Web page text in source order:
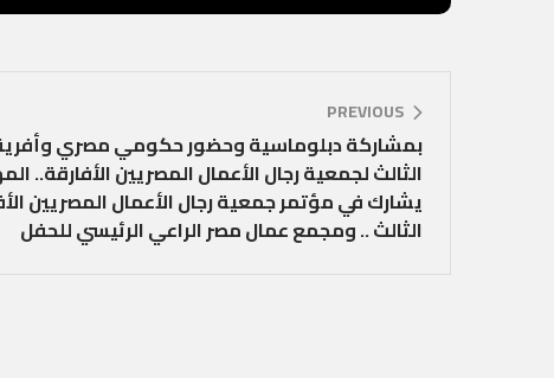
PREVIOUS
بمشاركة دبلوماسية وحضور حكومي مصري
الثالث لجمعية رجال الأعمال المصريين
يشارك في مؤتمر جمعية رجال الأعمال المصريين
الثالث .. ومجمع عمال مصر الراعي الرئيسي للحفل